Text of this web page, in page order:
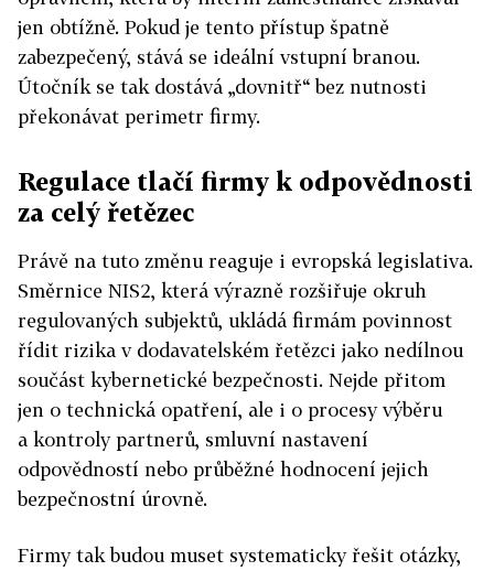
jen obtížně. Pokud je tento přístup špatně
zabezpečený, stává se ideální vstupní branou.
Útočník se tak dostává „dovnitř“ bez nutnosti
překonávat perimetr firmy.
Regulace tlačí firmy k odpovědnosti
za celý řetězec
Právě na tuto změnu reaguje i evropská legislativa.
Směrnice NIS2, která výrazně rozšiřuje okruh
regulovaných subjektů, ukládá firmám povinnost
řídit rizika v dodavatelském řetězci jako nedílnou
součást kybernetické bezpečnosti. Nejde přitom
jen o technická opatření, ale i o procesy výběru
a kontroly partnerů, smluvní nastavení
odpovědností nebo průběžné hodnocení jejich
bezpečnostní úrovně.
Firmy tak budou muset systematicky řešit otázky,